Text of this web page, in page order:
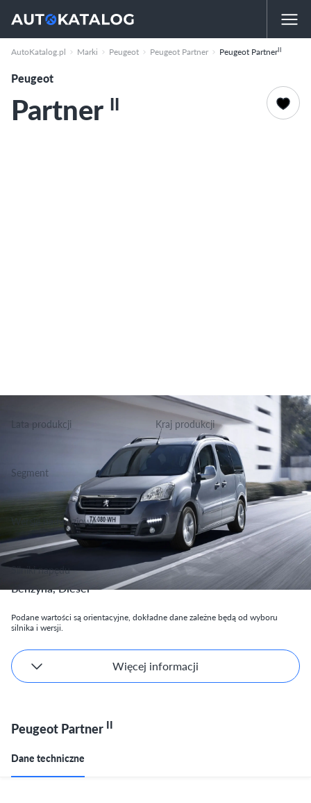
AutoKatalog.pl Marki Peugeot Peugeot Partner Peugeot PartnerII
Peugeot
Partner II
Lata produkcji Kraj produkcji
Francja
Segment
Grupa Kombi Van, Klasa Kombi Van
Wersje nadwoziowe
Kombi Van
Silniki napędu
Benzyna, Diesel
Podane wartości są orientacyjne, dokładne dane zależne będą od wyboru
silnika i wersji.
Więcej informacji
Peugeot Partner II
Dane techniczne